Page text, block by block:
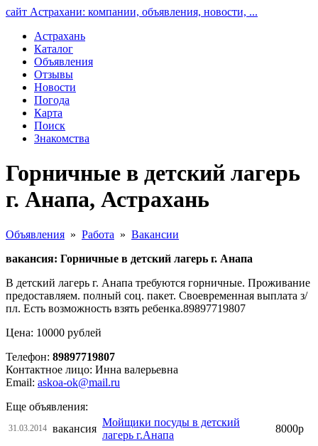
сайт Астрахани: компании, объявления, новости, ...
Астрахань
Каталог
Объявления
Отзывы
Новости
Погода
Карта
Поиск
Знакомства
Горничные в детский лагерь
г. Анапа, Астрахань
Объявления » Работа » Вакансии
вакансия: Горничные в детский лагерь г. Анапа
В детский лагерь г. Анапа требуются горничные. Проживание
предоставляем. полный соц. пакет. Своевременная выплата з/
пл. Есть возможность взять ребенка.89897719807
Цена: 10000 рублей
Телефон: 89897719807
Контактное лицо: Инна валерьевна
Email: askoa-ok@mail.ru
Еще объявления:
31.03.2014 вакансия
Мойщики посуды в детский
лагерь г.Анапа
8000р